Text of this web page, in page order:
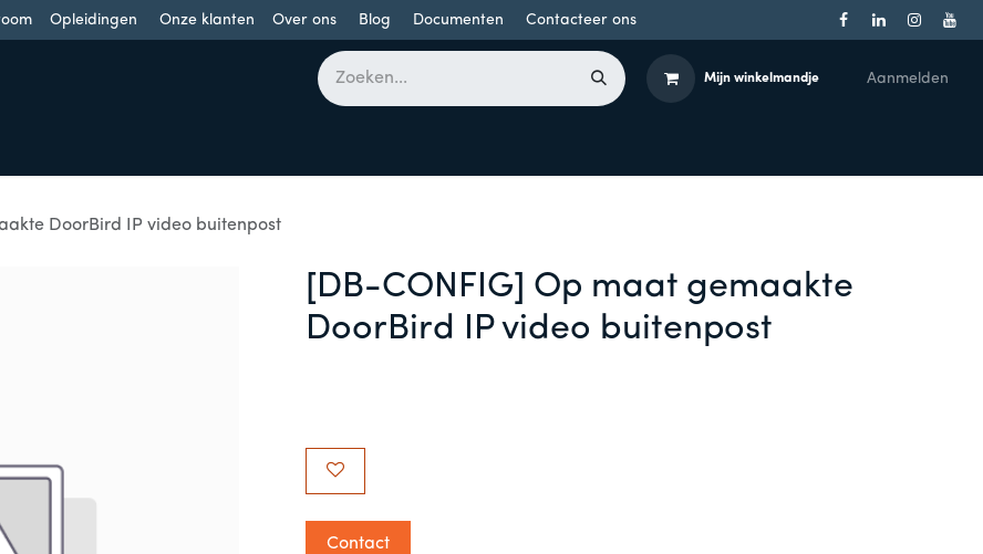
Opleidingen Onze klanten Over ons Blog Documenten Contacteer ons
Mijn winkelmandje Aanmelden
DoorBird IP video buitenpost
[DB-CONFIG] Op maat gemaakte
DoorBird IP video buitenpost
Contact